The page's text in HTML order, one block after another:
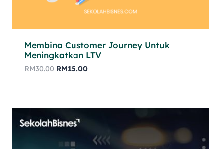
Membina Customer Journey Untuk
Meningkatkan LTV
RM30.00 RM15.00